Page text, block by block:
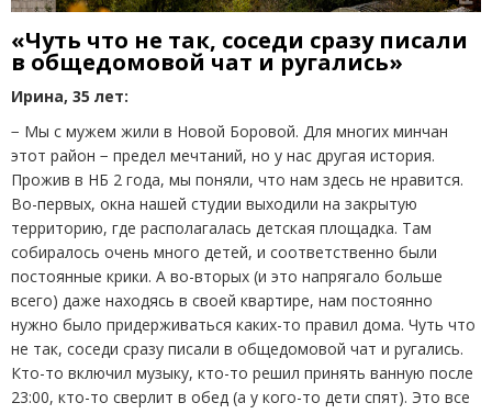
«Чуть что не так, соседи сразу писали
в общедомовой чат и ругались»
Ирина, 35 лет:
− Мы с мужем жили в Новой Боровой. Для многих минчан
этот район − предел мечтаний, но у нас другая история.
Прожив в НБ 2 года, мы поняли, что нам здесь не нравится.
Во-первых, окна нашей студии выходили на закрытую
территорию, где располагалась детская площадка. Там
собиралось очень много детей, и соответственно были
постоянные крики. А во-вторых (и это напрягало больше
всего) даже находясь в своей квартире, нам постоянно
нужно было придерживаться каких-то правил дома. Чуть что
не так, соседи сразу писали в общедомовой чат и ругались.
Кто-то включил музыку, кто-то решил принять ванную после
23:00, кто-то сверлит в обед (а у кого-то дети спят). Это все